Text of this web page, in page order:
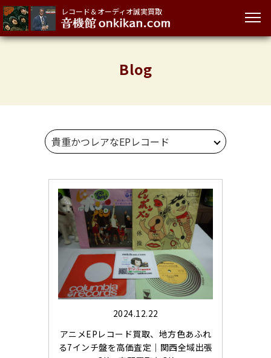
レコード＆オーディオ誠実買取
Blog
2024.12.22
アニメEPレコード買取、地方色あふれ
る7インチ盤を高価査定｜関西全域出張